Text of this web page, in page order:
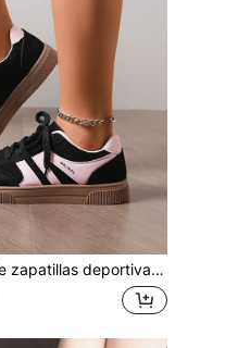
mujer con punta redonda, cordones y suela plana, de caña baja, versátiles para skate y deportes